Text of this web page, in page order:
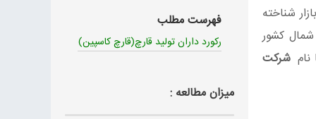
شناخته
کشور
شرکت
فهرست مطلب
رکورد داران تولید قارچ(قارچ کاسپین)
میزان مطالعه :